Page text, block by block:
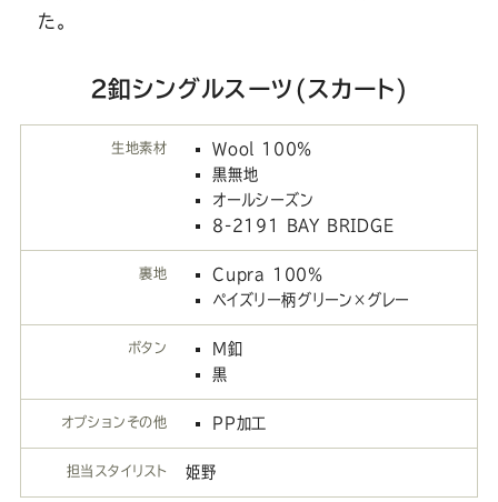
た。
2釦シングルスーツ(スカート)
生地素材
Wool 100％
黒無地
オールシーズン
8-2191 BAY BRIDGE
裏地
Cupra 100％
ペイズリー柄グリーン×グレー
ボタン
M釦
黒
オプションその他 PP加工
担当スタイリスト 姫野